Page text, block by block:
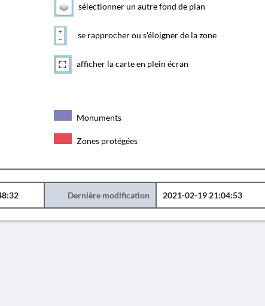
sélectionner un autre fond de plan
se rapprocher ou s'éloigner de la zone
afficher la carte en plein écran
Monuments
Zones protégées
Dernière modification 2021-02-19 21:04:53